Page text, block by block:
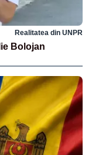
Realitatea din UNPR
Bolojan